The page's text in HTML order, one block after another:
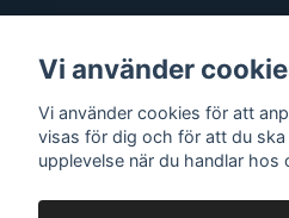
Sociala medier
Vi använder
Vi använder cookies för att
visas för dig och för att du
upplevelse när du handlar hos